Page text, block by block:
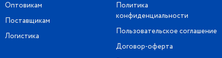
Оптовикам
Поставщикам
Логистика
Политика
конфиденциальности
Пользовательское соглашение
Договор-оферта